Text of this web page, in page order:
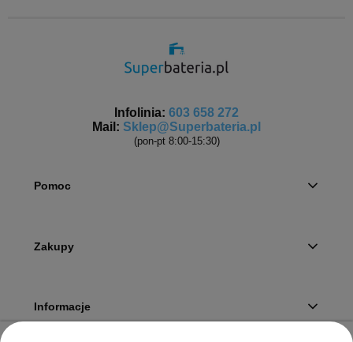
Infolinia: 603 658 272
Mail: Sklep@Superbateria.pl
(pon-pt 8:00-15:30)
Pomoc
Zakupy
Informacje